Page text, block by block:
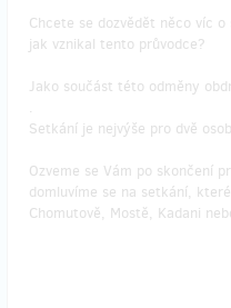
Chcete se dozvědět něco víc
jak vznikal tento průvodce?
Jako součást této odměny
.
Setkání je nejvýše pro dvě
Ozveme se Vám po skončení
domluvíme se na setkání,
Chomutově, Mostě, Kadani